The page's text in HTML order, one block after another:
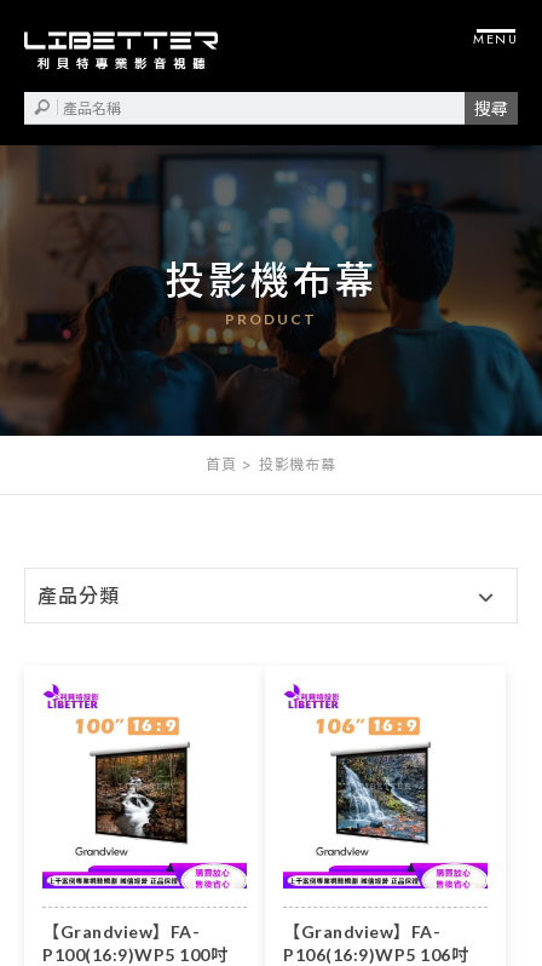
投影機布幕
首頁 投影機布幕
產品分類
【Grandview】FA-
P100(16:9)WP5 100吋
【Grandview】FA-
P106(16:9)WP5 106吋